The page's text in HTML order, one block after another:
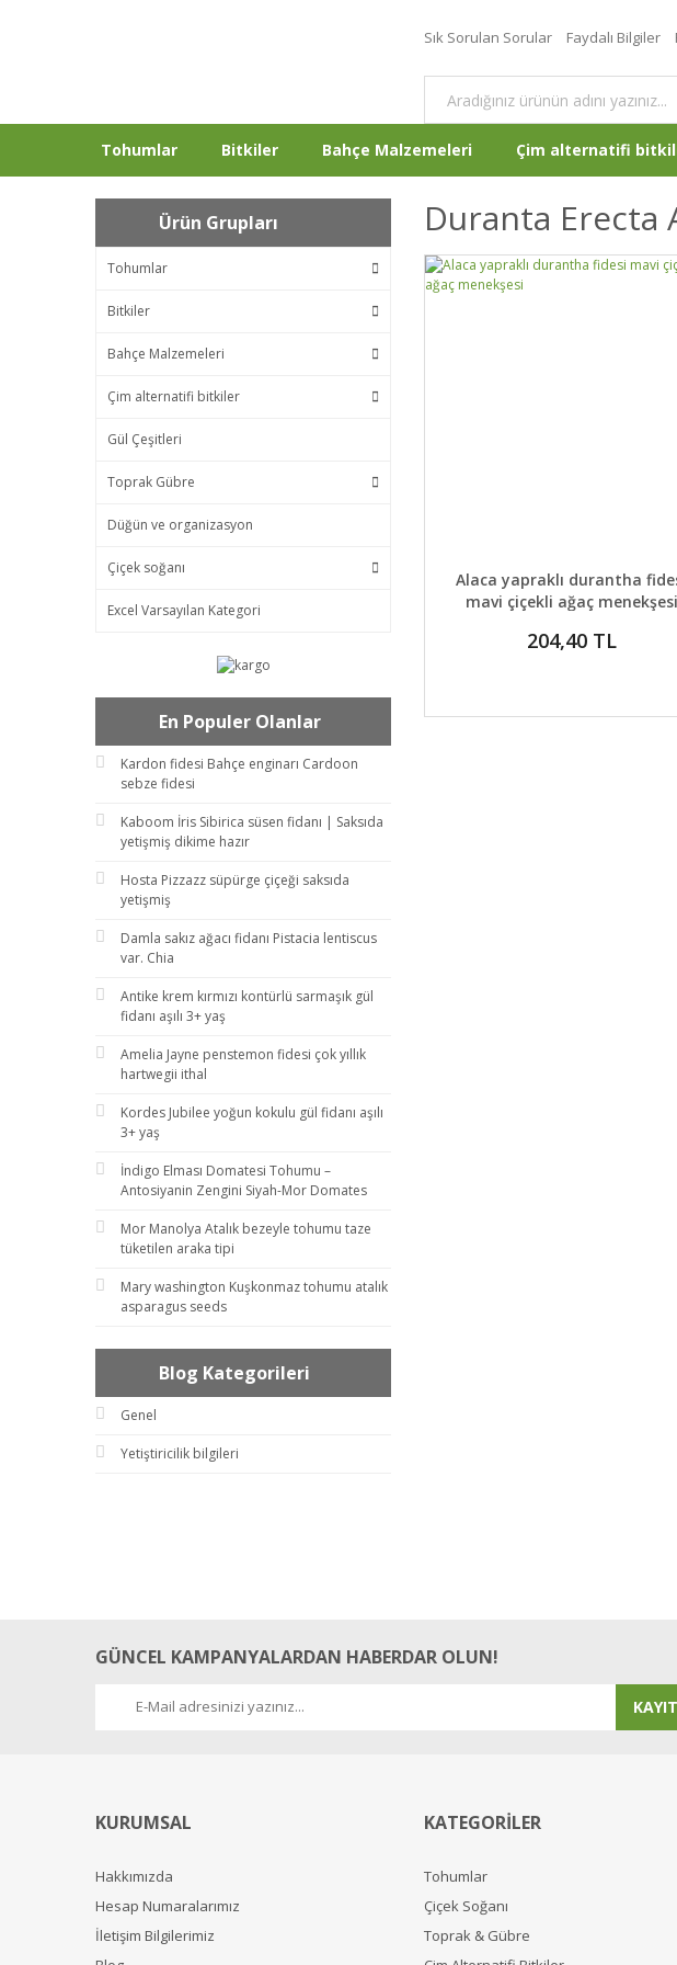
Sık Sorulan Sorular Faydalı Bilgiler
Tohumlar Bitkiler Bahçe Malzemeleri Çim alternatifi
Ürün Grupları
Tohumlar
Bitkiler
Bahçe Malzemeleri
Çim alternatifi bitkiler
Gül Çeşitleri
Toprak Gübre
Düğün ve organizasyon
Çiçek soğanı
Excel Varsayılan Kategori
En Populer Olanlar
Kardon fidesi Bahçe enginarı Cardoon
sebze fidesi
Kaboom İris Sibirica süsen fidanı | Saksıda
yetişmiş dikime hazır
Hosta Pizzazz süpürge çiçeği saksıda
yetişmiş
Damla sakız ağacı fidanı Pistacia lentiscus
var. Chia
Antike krem kırmızı kontürlü sarmaşık gül
fidanı aşılı 3+ yaş
Amelia Jayne penstemon fidesi çok yıllık
hartwegii ithal
Kordes Jubilee yoğun kokulu gül fidanı aşılı
3+ yaş
İndigo Elması Domatesi Tohumu –
Antosiyanin Zengini Siyah-Mor Domates
Mor Manolya Atalık bezeyle tohumu taze
tüketilen araka tipi
Mary washington Kuşkonmaz tohumu atalık
asparagus seeds
Blog Kategorileri
Genel
Yetiştiricilik bilgileri
Duranta Erecta
DETAYLAR GELİNCE
Alaca yapraklı durantha
mavi çiçekli ağaç menekşesi
204,40 TL
GÜNCEL KAMPANYALARDAN HABERDAR OLUN!
KURUMSAL
Hakkımızda
Hesap Numaralarımız
İletişim Bilgilerimiz
KATEGORİLER
Tohumlar
Çiçek Soğanı
Toprak & Gübre